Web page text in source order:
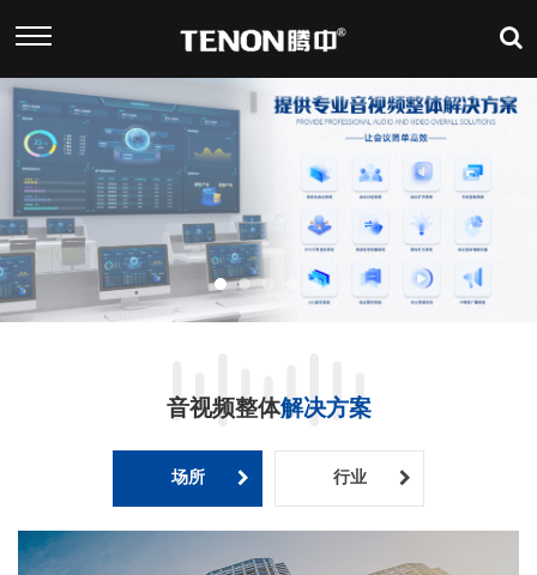
音视频整体解决方案
场所 行业